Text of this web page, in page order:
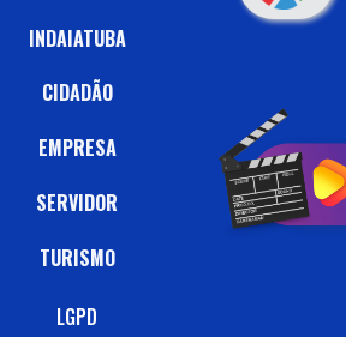
INDAIATUBA
CIDADÃO
EMPRESA
SERVIDOR
TURISMO
LGPD